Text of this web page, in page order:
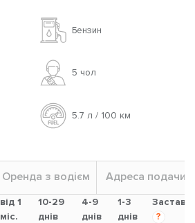
Бензин
5 чoл
5.7 л / 100 км
Оренда з водієм Адреса подачи
від 1
міс.
10-29
днів
4-9
днів
1-3
днів
Застава
?